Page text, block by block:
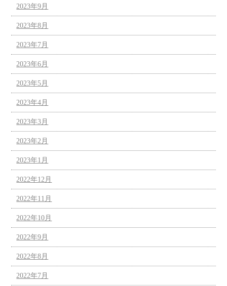
2023年9月
2023年8月
2023年7月
2023年6月
2023年5月
2023年4月
2023年3月
2023年2月
2023年1月
2022年12月
2022年11月
2022年10月
2022年9月
2022年8月
2022年7月